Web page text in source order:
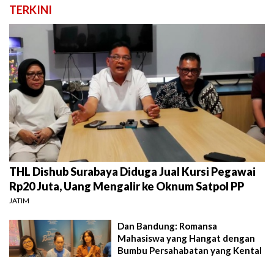
TERKINI
THL Dishub Surabaya Diduga Jual Kursi Pegawai
Rp20 Juta, Uang Mengalir ke Oknum Satpol PP
JATIM
Dan Bandung: Romansa
Mahasiswa yang Hangat dengan
Bumbu Persahabatan yang Kental